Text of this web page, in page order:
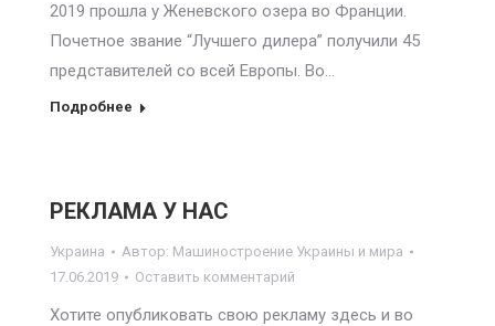
2019 прошла у Женевского озера во Франции.
Почетное звание “Лучшего дилера” получили 45
представителей со всей Европы. Во…
Подробнее
РЕКЛАМА У НАС
Украина Автор: Машиностроение Украины и мира
17.06.2019
Оставить комментарий
Хотите опубликовать свою рекламу здесь и во